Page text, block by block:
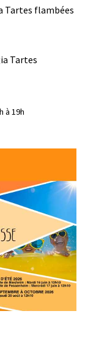
Tartes flambées
Tartes
à 19h